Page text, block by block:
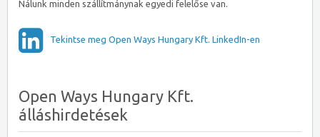
Nálunk minden szállítmánynak egyedi felelőse van.
Tekintse meg Open Ways Hungary Kft. LinkedIn-en
Open Ways Hungary Kft.
álláshirdetések